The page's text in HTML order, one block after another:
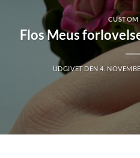
Flos Meus
UDGIVET DEN4.